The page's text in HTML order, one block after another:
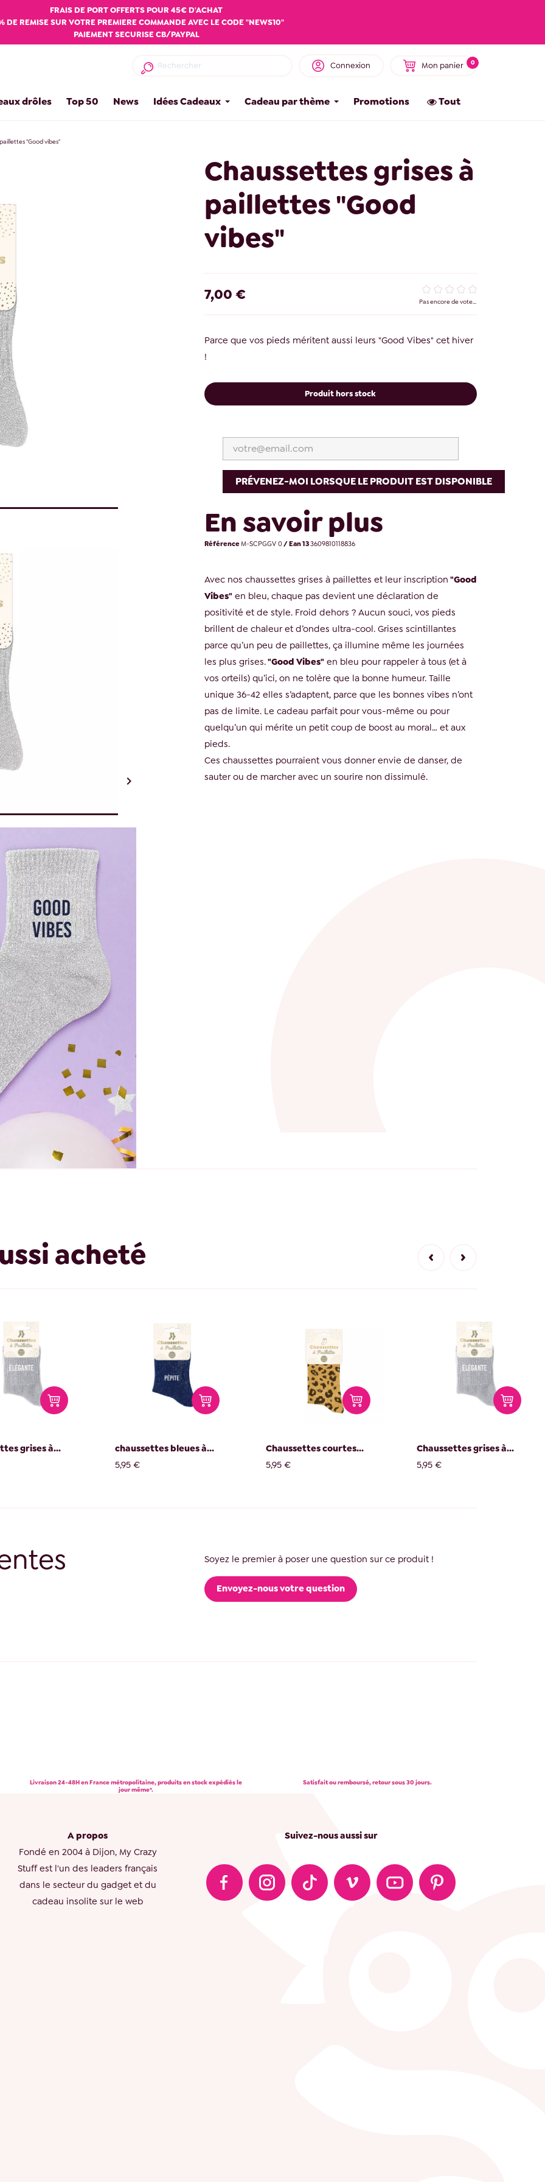
FRAIS DE PORT OFFERTS POUR 45€ D'ACHAT
DE REMISE SUR VOTRE PREMIERE COMMANDE AVEC LE CODE "NEWS10"
PAIEMENT SECURISE CB/PAYPAL
Connexion Mon panier 0
Tout
Promotions
Cadeau par thème
Idées Cadeaux
News
Top 50
drôles
"Good vibes"

Chaussettes grises à
paillettes "Good
vibes"
7,00 € Pas encore de vote...
Parce que vos pieds méritent aussi leurs "Good Vibes" cet hiver
!
Produit hors stock
PRÉVENEZ-MOI LORSQUE LE PRODUIT EST DISPONIBLE
En savoir plus
RéférenceM-SCPGGV 0/ Ean 133609810118836
Avec nos chaussettes grises à paillettes et leur inscription "Good
Vibes"en bleu, chaque pas devient une déclaration de
positivité et de style. Froid dehors ? Aucun souci, vos pieds
brillent de chaleur et d’ondes ultra-cool. Grises scintillantes
parce qu’un peu de paillettes, ça illumine même les journées
les plus grises."Good Vibes"en bleu pour rappeler à tous (et à
vos orteils) qu’ici, on ne tolère que la bonne humeur. Taille
unique 36-42 elles s’adaptent, parce que les bonnes vibes n’ont
pas de limite. Le cadeau parfait pour vous-même ou pour
quelqu’un qui mérite un petit coup de boost au moral… et aux
pieds.
Ces chaussettes pourraient vous donner envie de danser, de
sauter ou de marcher avec un sourire non dissimulé.
acheté
grises à...
chaussettes bleues à...
5,95 €
Chaussettes courtes...
5,95 €
Chaussettes grises à...
5,95 €
Soyez le premier à poser une question sur ce produit !
Envoyez-nous votre question
Livraison 24-48H en France métropolitaine, produits en stock expédiés le
jour même*.
Satisfait ou remboursé, retour sous 30 jours.
A propos
Fondé en 2004 à Dijon, My Crazy
Stuff est l'un des leaders français
dans le secteur du gadget et du
cadeau insolite sur le web
Suivez-nous aussi sur